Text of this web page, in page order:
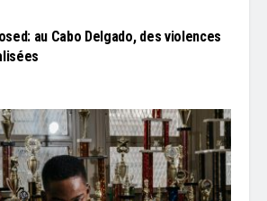
au Cabo Delgado, des violences